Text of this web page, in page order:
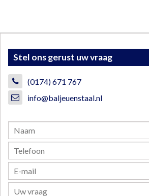
Stel ons gerust uw vraag
(0174) 671 767
info@baljeuenstaal.nl